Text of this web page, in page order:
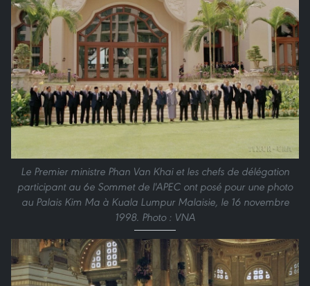
Le Premier ministre Phan Van Khai et les chefs de délégation
participant au 6e Sommet de l'APEC ont posé pour une photo
au Palais Kim Ma à Kuala Lumpur Malaisie, le 16 novembre
1998. Photo : VNA